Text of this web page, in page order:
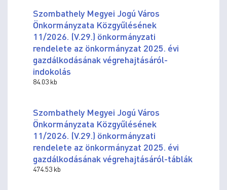
Szombathely Megyei Jogú Város
Önkormányzata Közgyűlésének
11/2026. (V.29.) önkormányzati
rendelete az önkormányzat 2025. évi
gazdálkodásának végrehajtásáról-
indokolás
84.03 kb
Szombathely Megyei Jogú Város
Önkormányzata Közgyűlésének
11/2026. (V.29.) önkormányzati
rendelete az önkormányzat 2025. évi
gazdálkodásának végrehajtásáról-táblák
474.53 kb